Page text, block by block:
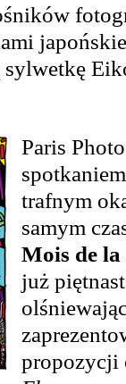
Paris
trafnym
samym
Mois de la
już
propozycji